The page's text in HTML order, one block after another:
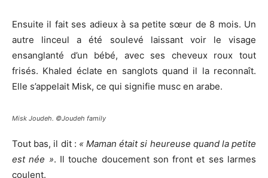
Ensuite il fait ses adieux à sa petite sœur de 8 mois. Un
autre linceul a été soulevé laissant voir le visage
ensanglanté d’un bébé, avec ses cheveux roux tout
frisés. Khaled éclate en sanglots quand il la reconnaît.
Elle s’appelait Misk, ce qui signifie musc en arabe.
Misk Joudeh. ©Joudeh family
Tout bas, il dit : « Maman était si heureuse quand la petite
est née ». Il touche doucement son front et ses larmes
coulent.